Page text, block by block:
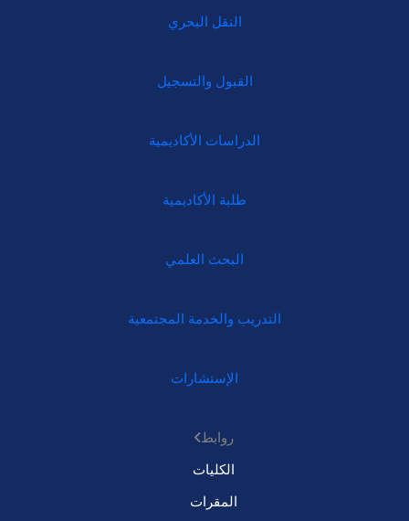
النقل البحري
القبول والتسجيل
الدراسات الأكاديمية
طلبة الأكاديمية
البحث العلمي
التدريب والخدمة المجتمعية
الإستشارات
روابط
الكليات
المقرات